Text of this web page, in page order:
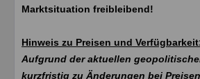
Marktsituation freibleibend!
Hinweis zu Preisen und
Aufgrund der aktuellen
kurzfristig zu Änderungen bei